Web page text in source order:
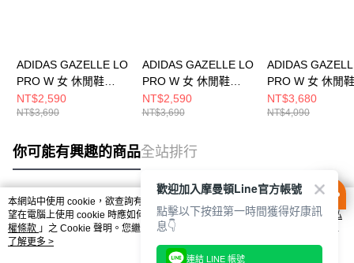
ADIDAS GAZELLE LO
PRO W 女 休閒鞋
JR5744
NT$2,590
NT$3,690
ADIDAS GAZELLE LO
PRO W 女 休閒鞋
JR8893
NT$2,590
NT$3,690
ADIDAS
PRO W 女 休閒鞋
KH6236
NT$3,680
NT$4,090
你可能有興趣的商品全站排行
熱門標籤
本網站中使用 cookie，欲查詢有關本網站使用 cookie 方式之詳情，及若您不希
望在電腦上使用 cookie 時應如何變更電腦的 cookie 設定，請參閱本網站「
隱私
權條款 」之 Cookie 聲明。您繼續使用本網站即表示您同意本公司得按本網站使
用條款之 Cookie 聲明使用 cookie。
了解更多 >
歡迎加入摩曼頓Line官方帳號
點擊以下按鈕第一時間獲得好康訊
息👇
連結 LINE 帳號